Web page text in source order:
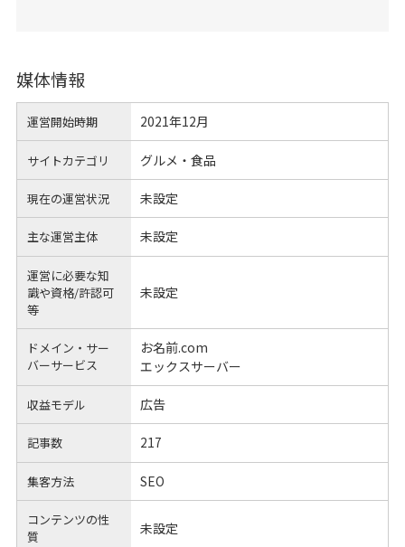
媒体情報
運営開始時期 2021年12月
サイトカテゴリ グルメ・食品
現在の運営状況 未設定
主な運営主体 未設定
運営に必要な知
識や資格/許認可
等
未設定
ドメイン・サー
バーサービス
お名前.com
エックスサーバー
収益モデル 広告
記事数 217
集客方法 SEO
コンテンツの性
質
未設定